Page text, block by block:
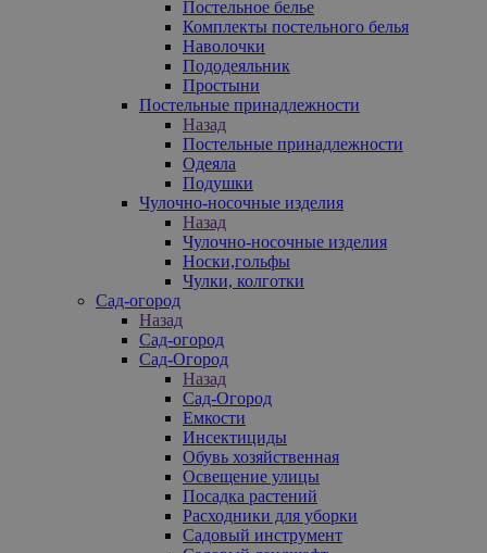
Постельное белье
Комплекты постельного белья
Наволочки
Пододеяльник
Простыни
Постельные принадлежности
Назад
Постельные принадлежности
Одеяла
Подушки
Чулочно-носочные изделия
Назад
Чулочно-носочные изделия
Носки,гольфы
Чулки, колготки
Сад-огород
Назад
Сад-огород
Сад-Огород
Назад
Сад-Огород
Емкости
Инсектициды
Обувь хозяйственная
Освещение улицы
Посадка растений
Расходники для уборки
Садовый инструмент